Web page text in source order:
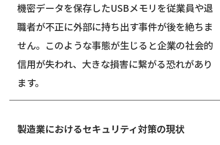
機密データを保存したUSBメモリを従業員や退
職者が不正に外部に持ち出す事件が後を絶ちま
せん。このような事態が生じると企業の社会的
信用が失われ、大きな損害に繋がる恐れがあり
ます。
製造業におけるセキュリティ対策の現状